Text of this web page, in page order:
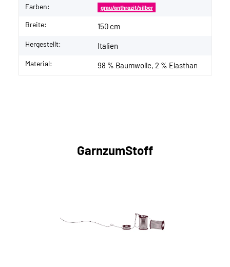
Farben: grau/anthrazit/silber
Breite: 150 cm
Hergestellt: Italien
Material: 98 % Baumwolle, 2 % Elasthan
GarnzumStoff